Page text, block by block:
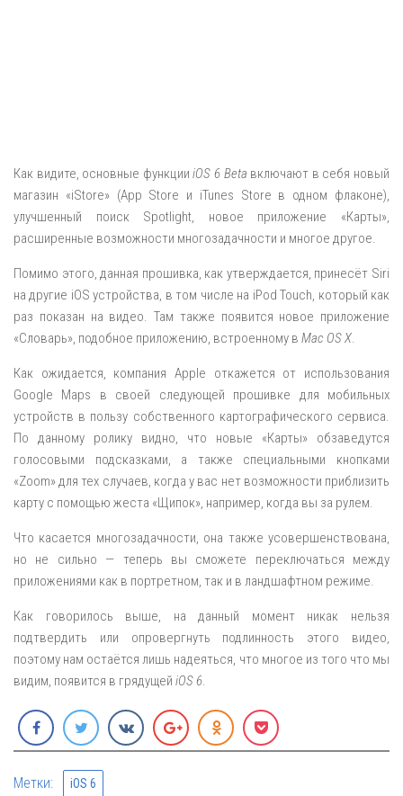
Как видите, основные функцииiOS 6 Beta включают в себя новый
магазин «iStore» (App Store и iTunes Store в одном флаконе),
улучшенный поиск Spotlight, новое приложение «Карты»,
расширенные возможности многозадачности и многое другое.
Помимо этого, данная прошивка, как утверждается, принесёт Siri
на другие iOS устройства, в том числе на iPod Touch, который как
раз показан на видео. Там также появится новое приложение
«Словарь», подобное приложению, встроенному в Mac OS X
Как ожидается, компания Apple откажется от использования
Google Maps в своей следующей прошивке для мобильных
устройств в пользу собственного картографического сервиса.
По данному ролику видно, что новые «Карты» обзаведутся
голосовыми подсказками, а также специальными кнопками
«Zoom» для тех случаев, когда у вас нет возможности приблизить
карту с помощью жеста «Щипок», например, когда вы за рулем.
Что касается многозадачности, она также усовершенствована,
но не сильно — теперь вы сможете переключаться между
приложениями как в портретном, так и в ландшафтном режиме.
Как говорилось выше, на данный момент никак нельзя
подтвердить или опровергнуть подлинность этого видео,
поэтому нам остаётся лишь надеяться, что многое из того что мы
видим, появится в грядущей iOS 6
Метки: iOS 6